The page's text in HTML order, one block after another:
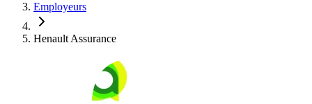
Employeurs
Henault Assurance